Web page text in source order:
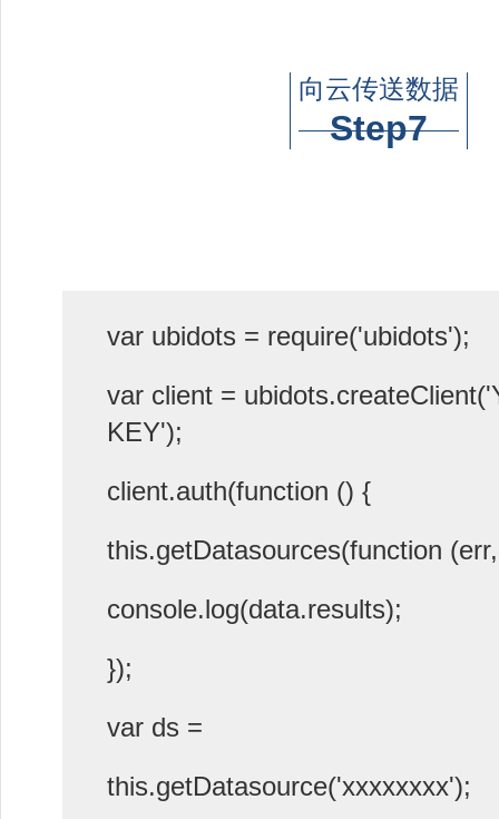
向云传送数据
Step7
var ubidots = require('ubidots');
var client =
KEY');
client.auth(function () {
this.getDatasources(function
console.log(data.results);
});
var ds =
this.getDatasource('xxxxxxxx');